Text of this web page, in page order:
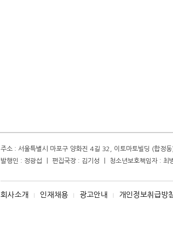
주소 : 서울특별시 마포구 양화진 4길 32, 이토마토빌딩 (합
발행인 : 정광섭 ㅣ 편집국장 : 김기성 ㅣ 청소년보호책임자
회사소개 I 인재채용 I 광고안내 I 개인정보취급방